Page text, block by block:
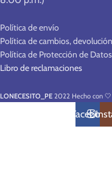
Política de envío
Política de cambios,
Política de Protección de
Libro de reclamaciones
LONECESITO_PE 2022 Hecho con
Facebook